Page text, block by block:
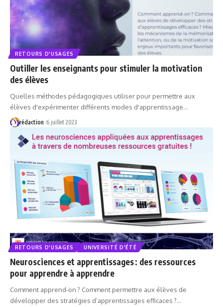
RETOURS D'USAGES
Outiller les enseignants pour stimuler la motivation
des élèves
Quelles méthodes pédagogiques utiliser pour permettre aux
élèves d'expérimenter différents modes d'apprentissage…
rédaction 6 juillet 2023
RETOURS D'USAGES UNIVERSITÉ D'ÉTÉ
Neurosciences et apprentissages : des ressources
pour apprendre à apprendre
Comment apprend-on ? Comment permettre aux élèves de
développer des stratégies d’apprentissages efficaces ?…